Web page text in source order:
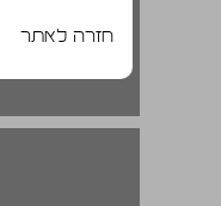
חזרה לאתר
הקונספציה שנשארה ... 26